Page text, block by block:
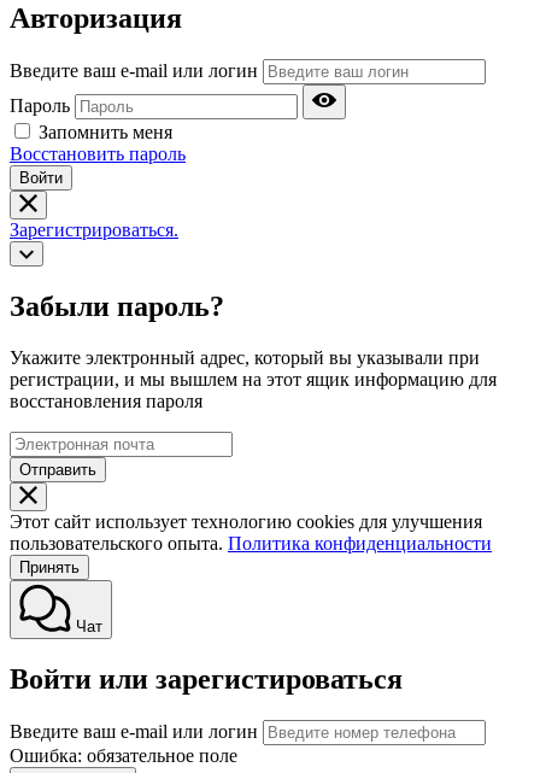
Авторизация
Введите ваш e-mail или логин
Пароль
Запомнить меня
Восстановить пароль
Войти
Зарегистрироваться.
Забыли пароль?
Укажите электронный адрес, который вы указывали при
регистрации, и мы вышлем на этот ящик информацию для
восстановления пароля
Отправить
Этот сайт использует технологию cookies для улучшения
пользовательского опыта. Политика конфиденциальности
Принять
Чат
Войти или зарегистироваться
Введите ваш e-mail или логин
Ошибка: обязательное поле